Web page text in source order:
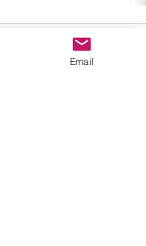
Mois d'Août à
Email